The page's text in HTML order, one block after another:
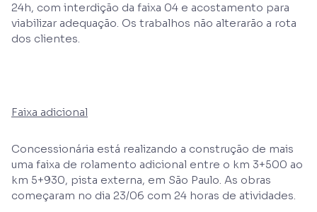
24h, com interdição da faixa 04 e acostamento para
viabilizar adequação. Os trabalhos não alterarão a rota
dos clientes.
Faixa adicional
Concessionária está realizando a construção de mais
uma faixa de rolamento adicional entre o km 3+500 ao
km 5+930, pista externa, em São Paulo. As obras
começaram no dia 23/06 com 24 horas de atividades.